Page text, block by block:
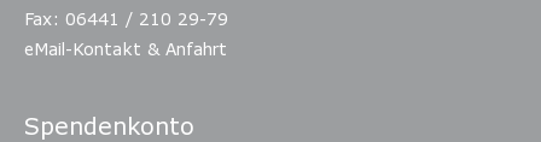
Fax: 06441 / 210 29-79
eMail-Kontakt & Anfahrt
Spendenkonto